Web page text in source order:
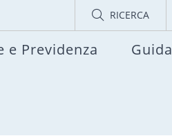
RICERCA
e Previdenza Guida